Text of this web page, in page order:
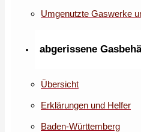
Umgenutzte Gaswerke
abgerissene
Übersicht
Erklärungen und Helfer
Baden-Württemberg